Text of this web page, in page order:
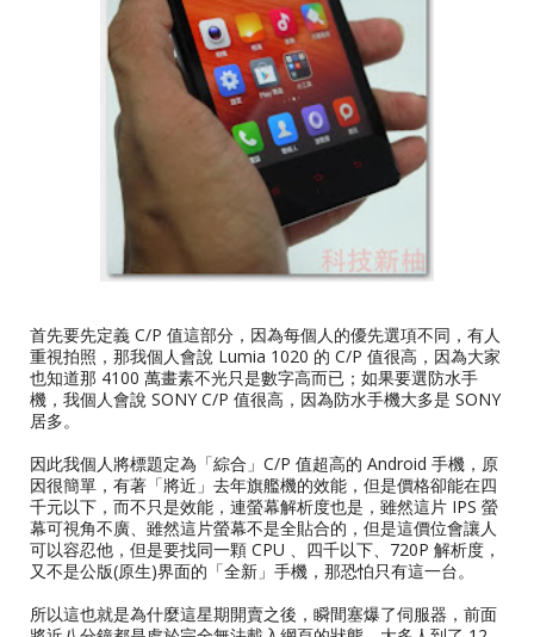
首先要先定義 C/P 值這部分，因為每個人的優先選項不同，有人
重視拍照，那我個人會說 Lumia 1020 的 C/P 值很高，因為大家
也知道那 4100 萬畫素不光只是數字高而已；如果要選防水手
機，我個人會說 SONY C/P 值很高，因為防水手機大多是 SONY
居多。
因此我個人將標題定為「綜合」C/P 值超高的 Android 手機，原
因很簡單，有著「將近」去年旗艦機的效能，但是價格卻能在四
千元以下，而不只是效能，連螢幕解析度也是，雖然這片 IPS 螢
幕可視角不廣、雖然這片螢幕不是全貼合的，但是這價位會讓人
可以容忍他，但是要找同一顆 CPU 、四千以下、720P 解析度，
又不是公版(原生)界面的「全新」手機，那恐怕只有這一台。
所以這也就是為什麼這星期開賣之後，瞬間塞爆了伺服器，前面